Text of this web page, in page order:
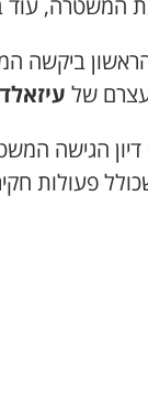
הראשון ביקשה
של
דיון הגישה
פעולות